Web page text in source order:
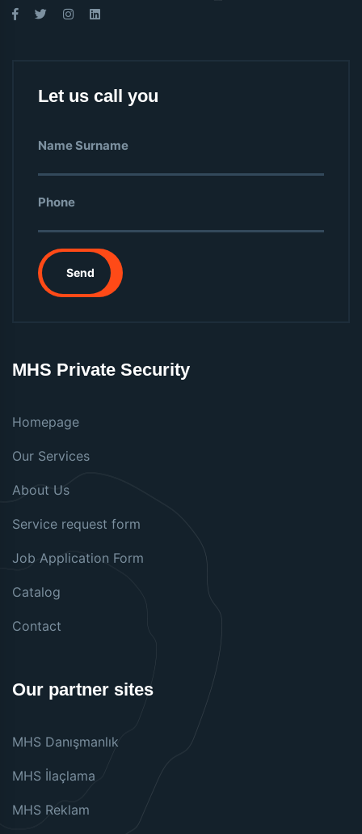
Let us call you
Send
MHS Private Security
Homepage
Our Services
About Us
Service request form
Job Application Form
Catalog
Contact
Our partner sites
MHS Danışmanlık
MHS İlaçlama
MHS Reklam